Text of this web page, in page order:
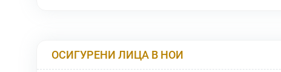
ОСИГУРЕНИ ЛИЦА В НОИ